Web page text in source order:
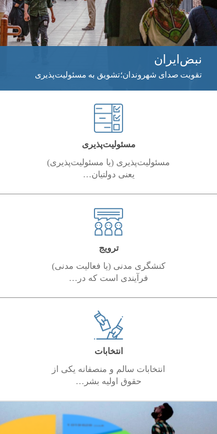
نبض‌ایران
تقویت صدای شهروندان؛تشویق به مسئولیت‌پذیری
مسئولیت‌پذیری
مسئولیت‌پذیری (یا مسئولیت‌پذیری)
یعنی دولتیان…
ترویج
کنشگری مدنی (یا فعالیت مدنی)
فرآیندی است که در…
انتخابات
انتخابات سالم و منصفانه یکی از
حقوق اولیه بشر…